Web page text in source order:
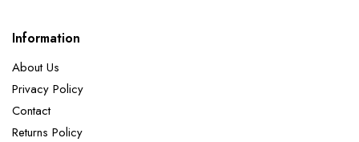
Information
About Us
Privacy Policy
Contact
Returns Policy